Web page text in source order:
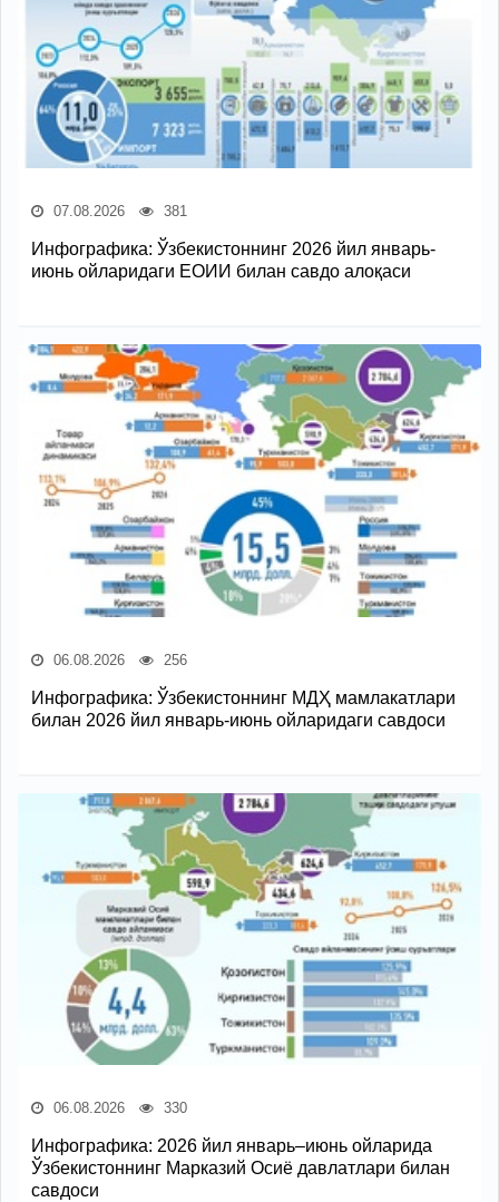
07.08.2026 381
Инфографика: Ўзбекистоннинг 2026 йил январь-
июнь ойларидаги ЕОИИ билан савдо алоқаси
06.08.2026 256
Инфографика: Ўзбекистоннинг МДҲ мамлакатлари
билан 2026 йил январь-июнь ойларидаги савдоси
06.08.2026 330
Инфографика: 2026 йил январь–июнь ойларида
Ўзбекистоннинг Марказий Осиё давлатлари билан
савдоси